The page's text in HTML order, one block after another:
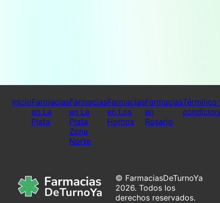
InicioFarmacias
en La
Plata
Farmacias
en La
Plata
Zona
Norte
Farmacias
en Los
Hornos
Farmacias
en
Rosario
Términos
© FarmaciasDeTurnoYa
2026. Todos los
derechos reservados.